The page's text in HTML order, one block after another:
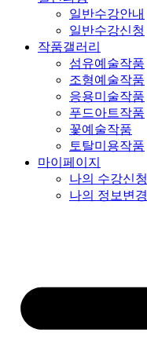
일반수강안내
일반수강신청
작품갤러리
섬유예술작품
조형예술작품
응용미술작품
푸드아트작품
꽃예술작품
토탈미용작품
마이페이지
나의 수강신청
나의 정보변경